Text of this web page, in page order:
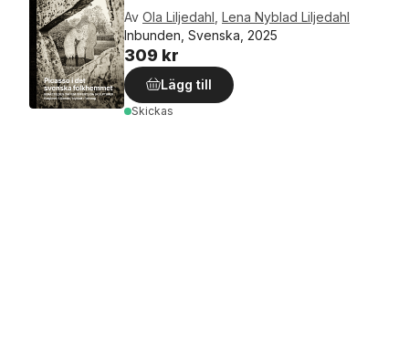
Av Ola Liljedahl Lena Nyblad Liljedahl
Inbunden, Svenska, 2025
309 kr
Lägg till
Skickas